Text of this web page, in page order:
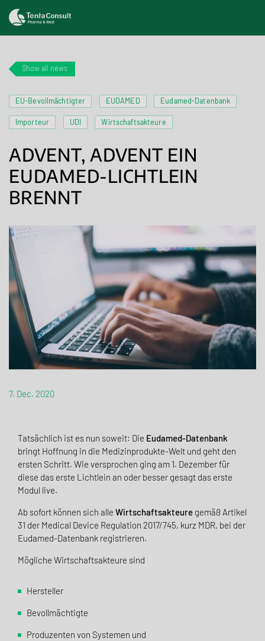
Show all news
EU-Bevollmächtigter EUDAMED Eudamed-Datenbank
Importeur UDI Wirtschaftsakteure
ADVENT, ADVENT EIN
EUDAMED-LICHTLEIN
BRENNT
7. Dec. 2020
Tatsächlich ist es nun soweit: Die Eudamed-Datenbank
bringt Hoffnung in die Medizinprodukte-Welt und geht den
ersten Schritt. Wie versprochen ging am 1. Dezember für
diese das erste Lichtlein an oder besser gesagt das erste
Modul live.
Ab sofort können sich alle Wirtschaftsakteure gemäß Artikel
31 der Medical Device Regulation 2017/745, kurz MDR, bei der
Eudamed-Datenbank registrieren.
Mögliche Wirtschaftsakteure sind
Hersteller
Bevollmächtigte
Produzenten von Systemen und